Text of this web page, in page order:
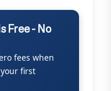
Free - No
fees when
first